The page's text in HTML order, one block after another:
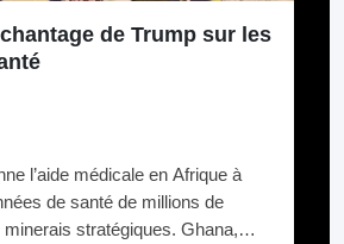
de Trump sur les
l’aide médicale en Afrique à
de santé de millions de
stratégiques. Ghana,